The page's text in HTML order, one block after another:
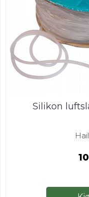
Silikon